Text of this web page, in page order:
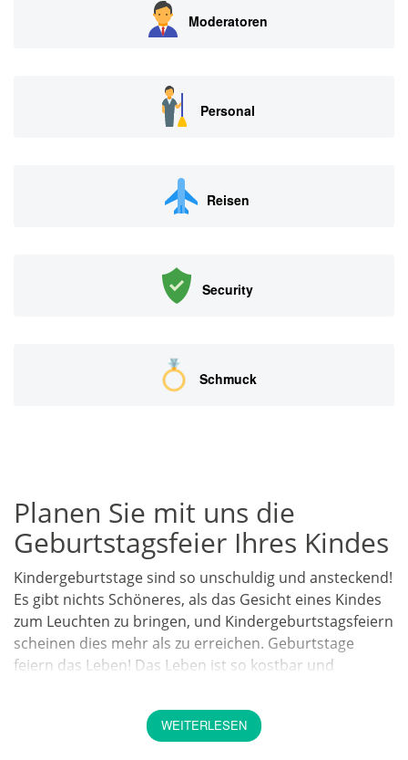
Moderatoren
Personal
Reisen
Security
Schmuck
Planen Sie mit uns die
Geburtstagsfeier Ihres Kindes
Kindergeburtstage sind so unschuldig und ansteckend!
Es gibt nichts Schöneres, als das Gesicht eines Kindes
zum Leuchten zu bringen, und Kindergeburtstagsfeiern
scheinen dies mehr als zu erreichen. Geburtstage
feiern das Leben! Das Leben ist so kostbar und
Geburtstag der Menschen zu würdigen und zu ehren.
Es gibt so viele einzigartige Arten zu feiern und ich
WEITERLESEN